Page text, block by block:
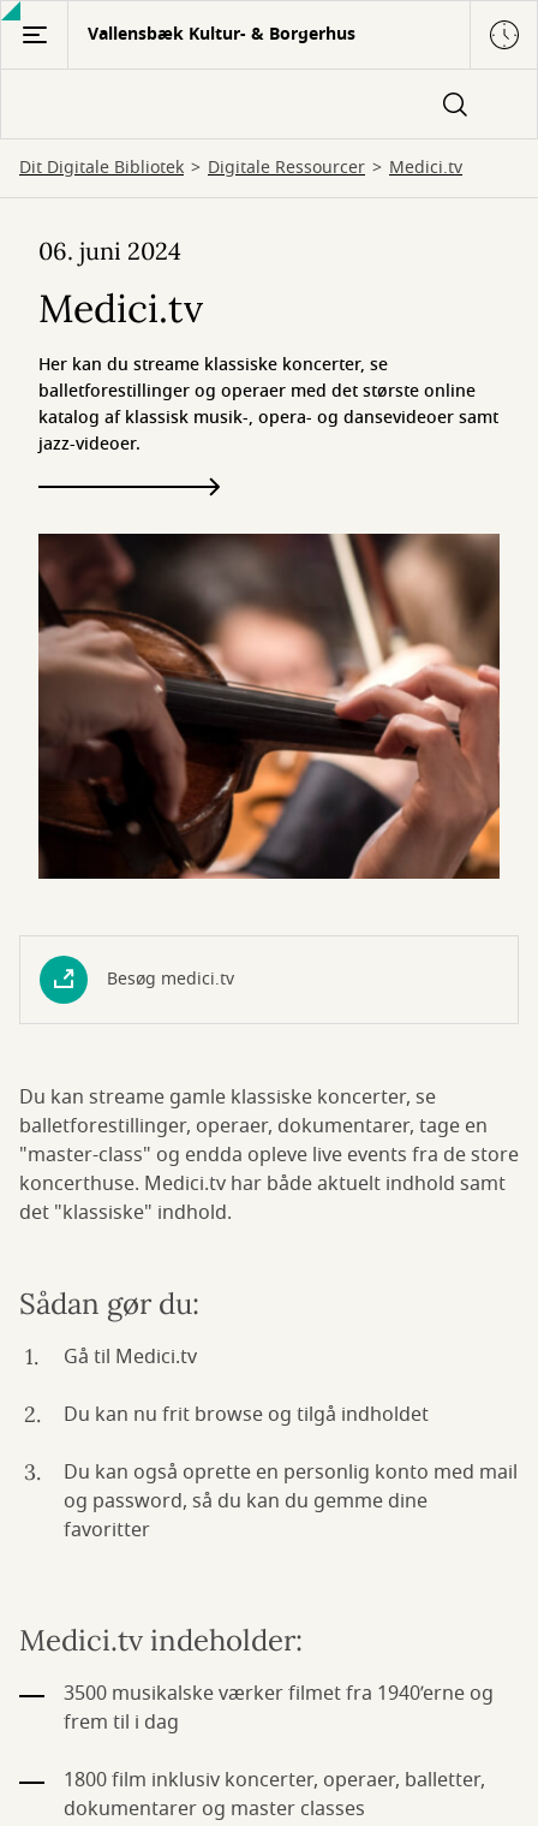
Gå
hovedindhold
Vallensbæk Kultur- & Borgerhus
Dit Digitale Bibliotek Digitale Ressourcer Medici.tv
06. juni 2024
Medici.tv
Her kan du streame klassiske koncerter, se
balletforestillinger og operaer med det største online
katalog af klassisk musik-, opera- og dansevideoer samt
jazz-videoer.
Besøg medici.tv
Du kan streame gamle klassiske koncerter, se
balletforestillinger, operaer, dokumentarer, tage en
"master-class" og endda opleve live events fra de store
koncerthuse. Medici.tv har både aktuelt indhold samt
det "klassiske" indhold.
Sådan gør du:
Gå til Medici.tv
Du kan nu frit browse og tilgå indholdet
Du kan også oprette en personlig konto med mail
og password, så du kan du gemme dine
favoritter
Medici.tv indeholder:
3500 musikalske værker filmet fra 1940’erne og
frem til i dag
1800 film inklusiv koncerter, operaer, balletter,
dokumentarer og master classes